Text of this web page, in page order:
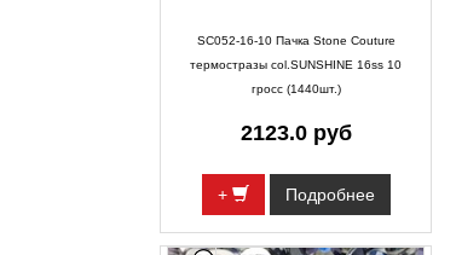
SC052-16-10 Пачка Stone Couture
термостразы col.SUNSHINE 16ss 10
гросс (1440шт.)
2123.0 руб
+ Подробнее